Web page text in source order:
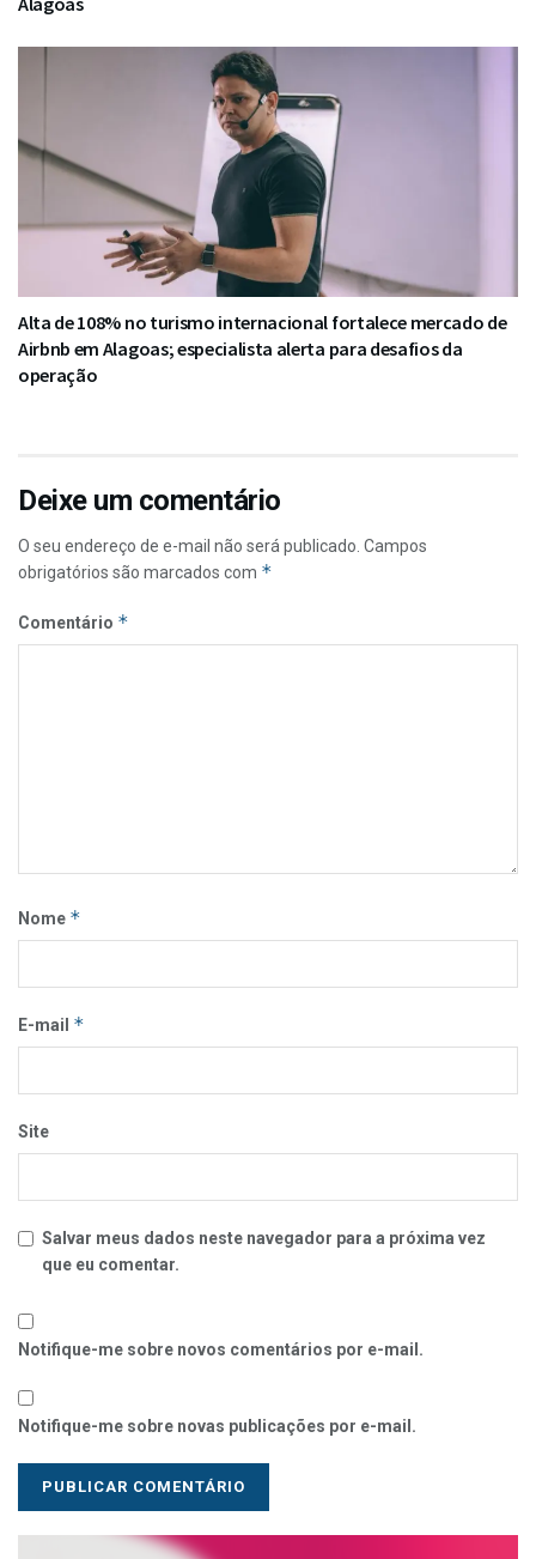
Alta de 108% no turismo internacional fortalece mercado de
Airbnb em Alagoas; especialista alerta para desafios da
operação
Deixe um comentário
O seu endereço de e-mail não será publicado. Campos
obrigatórios são marcados com *
Comentário *
Nome *
E-mail *
Site
Salvar meus dados neste navegador para a próxima vez
que eu comentar.
Notifique-me sobre novos comentários por e-mail.
Notifique-me sobre novas publicações por e-mail.